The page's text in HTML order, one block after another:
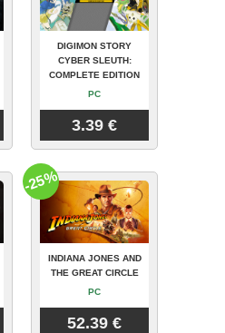
DIGIMON STORY
CYBER SLEUTH:
COMPLETE EDITION
PC
3.39 €
INDIANA JONES AND
THE GREAT CIRCLE
PC
52.39 €
-25%